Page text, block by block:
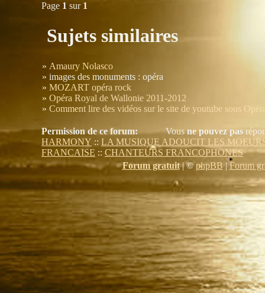
Page 1 sur 1
Sujets similaires
» Amaury Nolasco
» images des monuments : opéra
» MOZART opéra rock
» Opéra Royal de Wallonie 2011-2012
» Comment lire des vidéos sur le site de youtube sous
Permission de ce forum: Vous ne pouvez pas
HARMONY :: LA MUSIQUE ADOUCIT LES
FRANCAISE :: CHANTEURS FRANCOPHONES
Forum gratuit|© phpBB|Forum